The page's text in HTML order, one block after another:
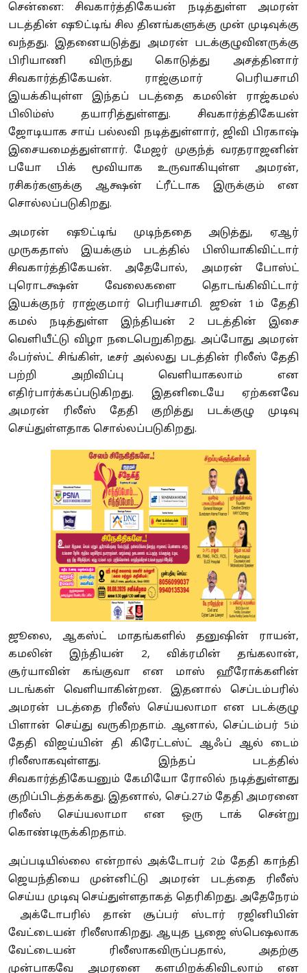
சென்னை: சிவகார்த்திகேயன் நடித்துள்ள அமரன்
படத்தின் ஷூட்டிங் சில தினங்களுக்கு முன் முடிவுக்கு
வந்தது. இதனையடுத்து அமரன் படக்குழுவினருக்கு
பிரியாணி விருந்து கொடுத்து அசத்தினார்
சிவகார்த்திகேயன். ராஜ்குமார் பெரியசாமி
இயக்கியுள்ள இந்தப் படத்தை கமலின் ராஜ்கமல்
பிலிம்ஸ் தயாரித்துள்ளது. சிவகார்த்திகேயன்
ஜோடியாக சாய் பல்லவி நடித்துள்ளார், ஜிவி பிரகாஷ்
இசையமைத்துள்ளார். மேஜர் முகுந்த் வரதராஜனின்
பயோ பிக் மூவியாக உருவாகியுள்ள அமரன்,
ரசிகர்களுக்கு ஆக்ஷன் ட்ரீட்டாக இருக்கும் என
சொல்லப்படுகிறது.
அமரன் ஷூட்டிங் முடிந்ததை அடுத்து, ஏஆர்
முருகதாஸ் இயக்கும் படத்தில் பிஸியாகிவிட்டார்
சிவகார்த்திகேயன். அதேபோல், அமரன் போஸ்ட்
புரொடக்ஷன் வேலைகளை தொடங்கிவிட்டார்
இயக்குநர் ராஜ்குமார் பெரியசாமி. ஜூன் 1ம் தேதி
கமல் நடித்துள்ள இந்தியன் 2 படத்தின் இசை
வெளியீட்டு விழா நடைபெறுகிறது. அப்போது அமரன்
ஃபர்ஸ்ட் சிங்கிள், டீசர் அல்லது படத்தின் ரிலீஸ் தேதி
பற்றி அறிவிப்பு வெளியாகலாம் என
எதிர்பார்க்கப்படுகிறது. இதனிடையே ஏற்கனவே
அமரன் ரிலீஸ் தேதி குறித்து படக்குழு முடிவு
செய்துள்ளதாக சொல்லப்படுகிறது.
ஜூலை, ஆகஸ்ட் மாதங்களில் தனுஷின் ராயன்,
கமலின் இந்தியன் 2, விக்ரமின் தங்கலான்,
சூர்யாவின் கங்குவா என மாஸ் ஹீரோக்களின்
படங்கள் வெளியாகின்றன. இதனால் செப்டம்பரில்
அமரன் படத்தை ரிலீஸ் செய்யலாமா என படக்குழு
பிளான் செய்து வருகிறதாம். ஆனால், செப்டம்பர் 5ம்
தேதி விஜய்யின் தி கிரேட்டஸ்ட் ஆஃப் ஆல் டைம்
ரிலீஸாகவுள்ளது. இந்தப் படத்தில்
சிவகார்த்திகேயனும் கேமியோ ரோலில் நடித்துள்ளது
குறிப்பிடத்தக்கது. இதனால், செப்.27ம் தேதி அமரனை
ரிலீஸ் செய்யலாமா என ஒரு டாக் சென்று
கொண்டிருக்கிறதாம்.
அப்படியில்லை என்றால் அக்டோபர் 2ம் தேதி காந்தி
ஜெயந்தியை முன்னிட்டு அமரன் படத்தை ரிலீஸ்
செய்ய முடிவு செய்துள்ளதாகத் தெரிகிறது. அதேநேரம்
அக்டோபரில் தான் சூப்பர் ஸ்டார் ரஜினியின்
வேட்டையன் ரிலீஸாகிறது. ஆயுத பூஜை ஸ்பெஷலாக
வேட்டையன் ரிலீஸாகவிருப்பதால், அதற்கு
முன்பாகவே அமரனை களமிறக்கிவிடலாம் என